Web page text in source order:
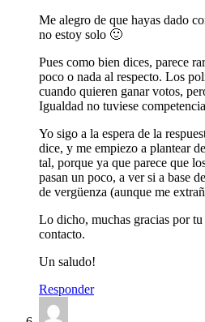
Me alegro de que hayas dado
no estoy solo 🙂
Pues como bien dices, parece
poco o nada al respecto. Los
cuando quieren ganar votos,
Igualdad no tuviese
Yo sigo a la espera de la
dice, y me empiezo a plantear
tal, porque ya que parece que
pasan un poco, a ver si a base
de vergüenza (aunque me
Lo dicho, muchas gracias por
contacto.
Un saludo!
Responder